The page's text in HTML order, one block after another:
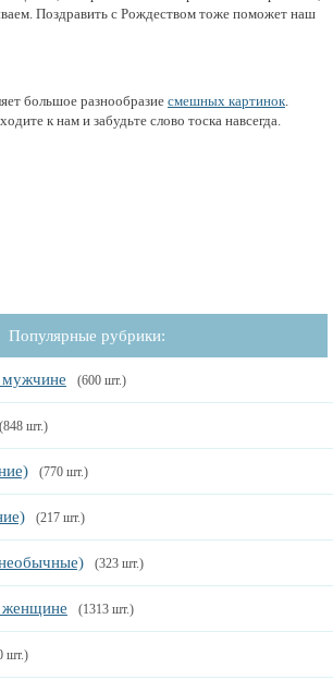
Поздравить с Рождеством тоже поможет наш
большое разнообразие смешных картинок
к нам и забудьте слово тоска навсегда.
Популярные рубрики:
(600 шт.)
(848 шт.)
(770 шт.)
(217 шт.)
(323 шт.)
(1313 шт.)
шт.)